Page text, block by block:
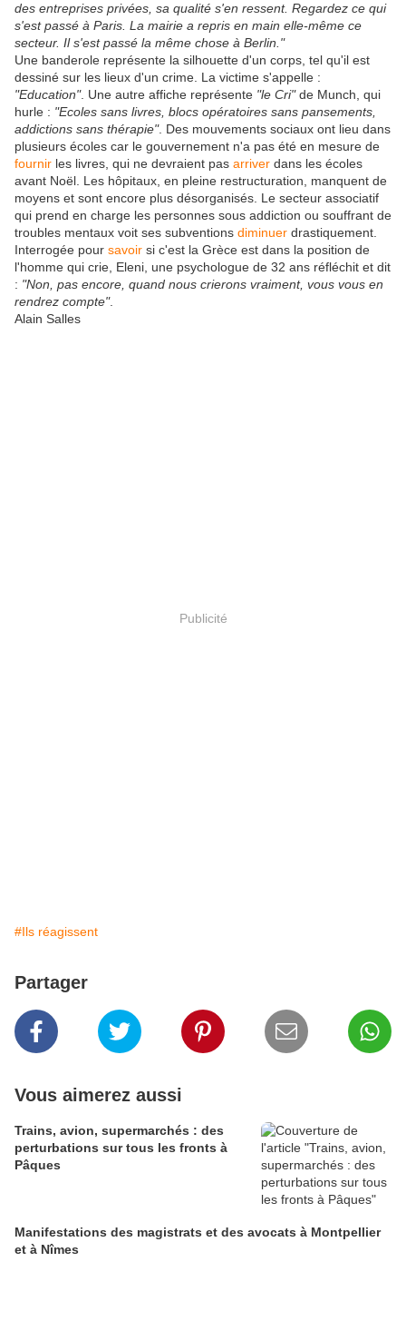
des entreprises privées, sa qualité s'en ressent. Regardez ce qui
s'est passé à Paris. La mairie a repris en main elle-même ce
secteur. Il s'est passé la même chose à Berlin."
Une banderole représente la silhouette d'un corps, tel qu'il est
dessiné sur les lieux d'un crime. La victime s'appelle :
"Education". Une autre affiche représente "le Cri"de Munch, qui
hurle : "Ecoles sans livres, blocs opératoires sans pansements,
addictions sans thérapie". Des mouvements sociaux ont lieu dans
plusieurs écoles car le gouvernement n'a pas été en mesure de
fournir les livres, qui ne devraient pas arriver dans les écoles
avant Noël. Les hôpitaux, en pleine restructuration, manquent de
moyens et sont encore plus désorganisés. Le secteur associatif
qui prend en charge les personnes sous addiction ou souffrant de
troubles mentaux voit ses subventions diminuer drastiquement.
Interrogée pour savoir si c'est la Grèce est dans la position de
l'homme qui crie, Eleni, une psychologue de 32 ans réfléchit et dit
: "Non, pas encore, quand nous crierons vraiment, vous vous en
rendrez compte".
Alain Salles
Publicité
#Ils réagissent
Partager
Vous aimerez aussi
Trains, avion, supermarchés : des
perturbations sur tous les fronts à
Pâques
Manifestations des magistrats et des avocats à Montpellier
et à Nîmes